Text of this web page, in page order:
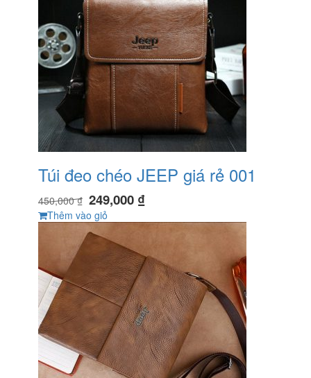
Túi đeo chéo JEEP giá rẻ 001
450,000₫ 249,000 ₫
Thêm vào giỏ